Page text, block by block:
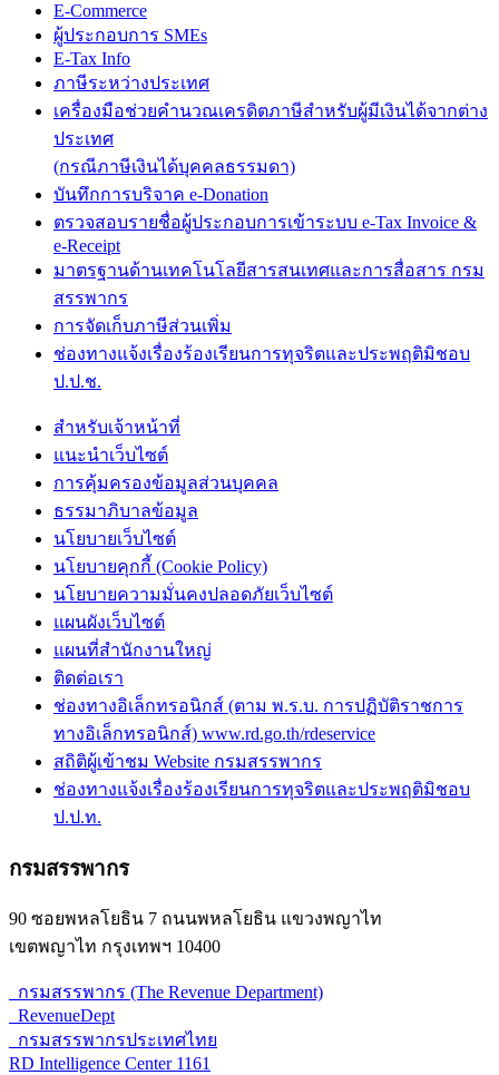
E-Commerce
ผู้ประกอบการ SMEs
E-Tax Info
ภาษีระหว่างประเทศ
เครื่องมือช่วยคำนวณเครดิตภาษีสำหรับผู้มีเงินได้จากต่าง
ประเทศ
(กรณีภาษีเงินได้บุคคลธรรมดา)
บันทึกการบริจาค e-Donation
ตรวจสอบรายชื่อผู้ประกอบการเข้าระบบ e-Tax Invoice &
e-Receipt
มาตรฐานด้านเทคโนโลยีสารสนเทศและการสื่อสาร กรม
สรรพากร
การจัดเก็บภาษีส่วนเพิ่ม
ช่องทางแจ้งเรื่องร้องเรียนการทุจริตและประพฤติมิชอบ
ป.ป.ช.
สำหรับเจ้าหน้าที่
แนะนำเว็บไซต์
การคุ้มครองข้อมูลส่วนบุคคล
ธรรมาภิบาลข้อมูล
นโยบายเว็บไซต์
นโยบายคุกกี้ (Cookie Policy)
นโยบายความมั่นคงปลอดภัยเว็บไซต์
แผนผังเว็บไซต์
แผนที่สำนักงานใหญ่
ติดต่อเรา
ช่องทางอิเล็กทรอนิกส์ (ตาม พ.ร.บ. การปฏิบัติราชการ
ทางอิเล็กทรอนิกส์) www.rd.go.th/rdeservice
สถิติผู้เข้าชม Website กรมสรรพากร
ช่องทางแจ้งเรื่องร้องเรียนการทุจริตและประพฤติมิชอบ
ป.ป.ท.
กรมสรรพากร
90 ซอยพหลโยธิน 7 ถนนพหลโยธิน แขวงพญาไท
เขตพญาไท กรุงเทพฯ 10400
กรมสรรพากร (The Revenue Department)
RevenueDept
กรมสรรพากรประเทศไทย
RD Intelligence Center 1161